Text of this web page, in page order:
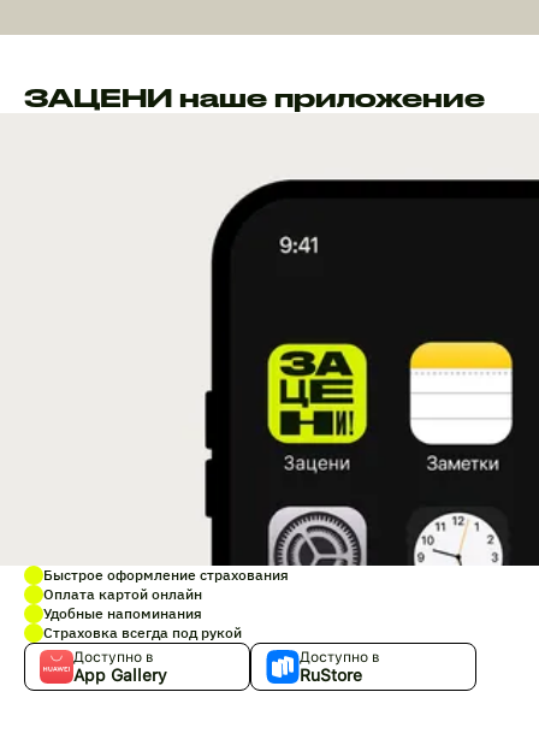
ЗАЦЕНИ наше приложение
Быстрое оформление страхования
Оплата картой онлайн
Удобные напоминания
Страховка всегда под рукой
Доступно в
App Gallery
Доступно в
RuStore